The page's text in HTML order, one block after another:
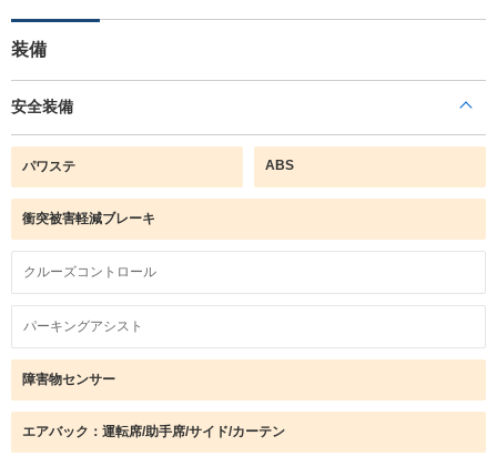
装備
安全装備
パワステ ABS
衝突被害軽減ブレーキ
クルーズコントロール
パーキングアシスト
障害物センサー
エアバック：運転席/助手席/サイド/カーテン